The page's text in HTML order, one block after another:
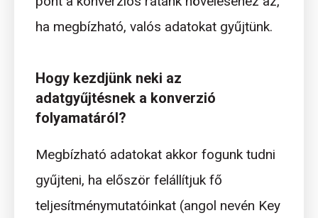
ha megbízható, valós adatokat gyűjtünk.
Hogy kezdjünk neki az
adatgyűjtésnek a konverzió
folyamatáról?
Megbízható adatokat akkor fogunk tudni
gyűjteni, ha először felállítjuk fő
teljesítménymutatóinkat (angol nevén Key